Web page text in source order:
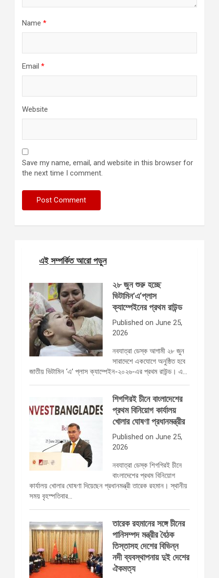
Name *
Email *
Website
Save my name, email, and website in this browser for
the next time I comment.
এই সম্পর্কিত আরো পড়ুন
২৮ জুন শুরু হচ্ছে
ভিটামিন‘এ’প্লাস
ক্যাম্পেইনের প্রথম রাউন্ড
Published on June 25,
2026
নবযাত্রা ডেস্ক আগামী ২৮ জুন
সারাদেশে একযোগে অনুষ্ঠিত হবে
জাতীয় ভিটামিন ‘এ’ প্লাস ক্যাম্পেইন-২০২৬-এর প্রথম রাউন্ড। এ…
শিগগিরই চীনে বাংলাদেশের
প্রথম বিনিয়োগ কার্যালয়
খোলার ঘোষণা প্রধানমন্ত্রীর
Published on June 25,
2026
নবযাত্রা ডেস্ক শিগগিরই চীনে
বাংলাদেশের প্রথম বিনিয়োগ
কার্যালয় খোলার ঘোষণা দিয়েছেন প্রধানমন্ত্রী তারেক রহমান। স্থানীয়
সময় বৃহস্পতিবার…
তারেক রহমানের সঙ্গে চীনের
পানিসম্পদ মন্ত্রীর বৈঠক
তিস্তাসহ দেশের বিভিন্ন
নদী ব্যবস্থাপনায় দুই দেশের
ঐকমত্য